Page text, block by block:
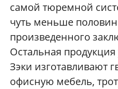
самой тюремной
чуть меньше
произведенного
Остальная
Зэки изготавливают
офисную мебель,